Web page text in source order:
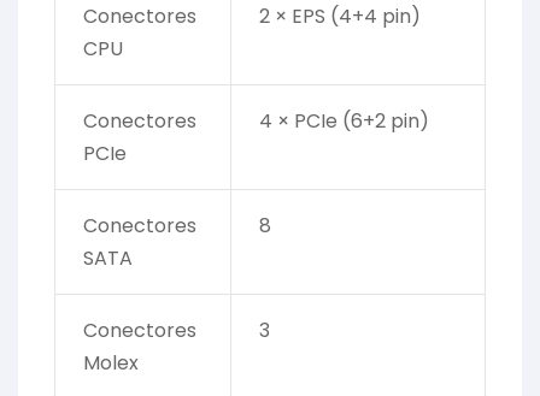
Conectores
CPU
2 × EPS (4+4 pin)
Conectores
PCIe
4 × PCIe (6+2 pin)
Conectores
SATA
8
Conectores
Molex
3